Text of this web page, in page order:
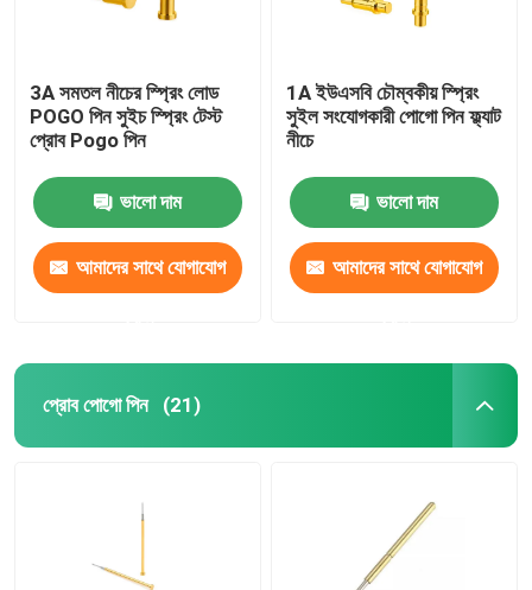
তাপ চালিত চুলা ফ্যান
বৈদ্যুতিক স্ক্রু ড্রাইভার সেট
3A সমতল নীচের স্প্রিং লোড
POGO পিন সুইচ স্প্রিং টেস্ট
প্রোব Pogo পিন
ভালো দাম
আমাদের সাথে যোগাযোগ
1A ইউএসবি চৌম্বকীয় স্প্রিং
সুইল সংযোগকারী পোগো পিন ফ্ল্যাট
নীচে
ভালো দাম
আমাদের সাথে যোগাযোগ
প্রোব পোগো পিন (21)